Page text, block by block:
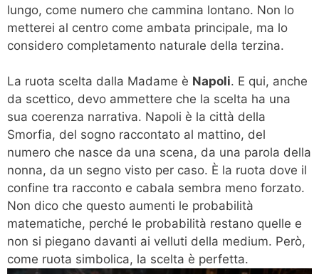
lungo, come numero che cammina lontano. Non lo
metterei al centro come ambata principale, ma lo
considero completamento naturale della terzina.
La ruota scelta dalla Madame è Napoli. E qui, anche
da scettico, devo ammettere che la scelta ha una
sua coerenza narrativa. Napoli è la città della
Smorfia, del sogno raccontato al mattino, del
numero che nasce da una scena, da una parola della
nonna, da un segno visto per caso. È la ruota dove il
confine tra racconto e cabala sembra meno forzato.
Non dico che questo aumenti le probabilità
matematiche, perché le probabilità restano quelle e
non si piegano davanti ai velluti della medium. Però,
come ruota simbolica, la scelta è perfetta.